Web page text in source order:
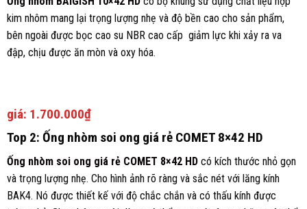
kim nhôm mang lại trọng lượng nhẹ và độ bền cao cho sản phẩm,
bên ngoài được bọc cao su NBR cao cấp giảm lực khi xảy ra va
đập, chịu được ăn mòn và oxy hóa.
giá: 1.700.000₫
Top 2: Ống nhòm soi ong giá rẻ COMET 8×42 HD
Ống nhòm soi ong giá rẻ COMET 8×42 HD có kích thước nhỏ gọn
và trọng lượng nhẹ. Cho hình ảnh rõ ràng và sắc nét với lăng kính
BAK4. Nó được thiết kế với độ chắc chắn và có thấu kính được